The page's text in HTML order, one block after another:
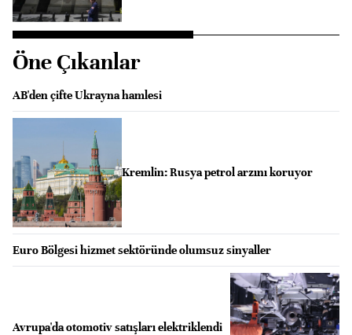
Öne Çıkanlar
AB'den çifte Ukrayna hamlesi
Kremlin: Rusya petrol arzını koruyor
Euro Bölgesi hizmet sektöründe olumsuz sinyaller
Avrupa'da otomotiv satışları elektriklendi